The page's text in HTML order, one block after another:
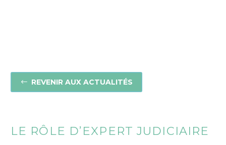
# REVENIR AUX ACTUALITÉS
LE RÔLE D’EXPERT JUDICIAIRE